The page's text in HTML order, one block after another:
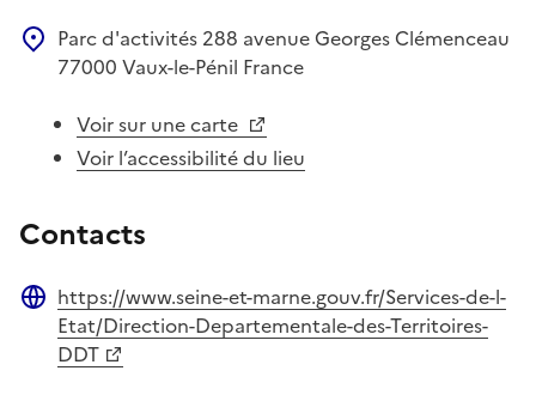
Parc d'activités 288 avenue Georges Clémenceau
77000 Vaux-le-Pénil France
Voir sur une carte
Voir l’accessibilité du lieu
Contacts
Site web
https://www.seine-et-marne.gouv.fr/Services-de-l-
Etat/Direction-Departementale-des-Territoires-
DDT